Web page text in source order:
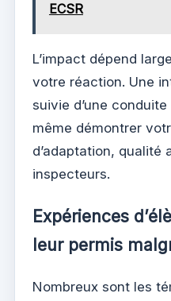
ECSR
L’impact dépend
votre réaction. Une
suivie d’une
même démontrer
d’adaptation, qualité
inspecteurs.
Expériences
leur permis
Nombreux sont les